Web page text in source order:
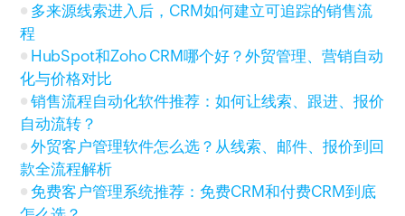
多来源线索进入后，CRM如何建立可追踪的销售流
程
HubSpot和Zoho CRM哪个好？外贸管理、营销自动
化与价格对比
销售流程自动化软件推荐：如何让线索、跟进、报价
自动流转？
外贸客户管理软件怎么选？从线索、邮件、报价到回
款全流程解析
免费客户管理系统推荐：免费CRM和付费CRM到底